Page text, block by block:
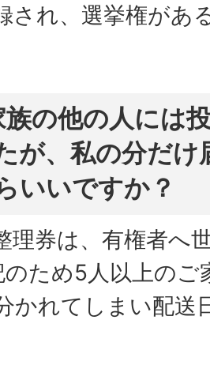
され、選挙権があ
の他の人には
が、私の分だ
いいですか？
理券は、有権者へ
ため5人以上のご
かれてしまい配送